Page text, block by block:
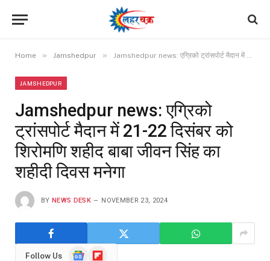
Home » Jamshedpur » Jamshedpur news: एग्रिको ट्रांसपोर्ट मैदान में 21-22 दिसंबर को शिरोमणि शहीद बाबा जीवन सिंह का शहीदी दिवस मनेगा
JAMSHEDPUR
Jamshedpur news: एग्रिको
ट्रांसपोर्ट मैदान में 21-22 दिसंबर को
शिरोमणि शहीद बाबा जीवन सिंह का
शहीदी दिवस मनेगा
BY NEWS DESK NOVEMBER 23, 2024
Follow Us
GoogleFlipboard